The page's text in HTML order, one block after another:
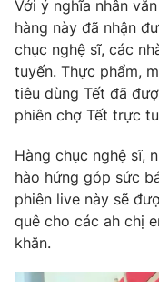
Nhân vật
Khán giả
Giải sao mai
Âm nhạc
Sao
Đời sống
Du lịch
Làm đẹp
Chất lượng cuộc
Giáo dục
Tuyển sinh
Công nghệ
Hitech Công nghệ
Sản phẩm
Thị trường
Giao lưu trực
Lịch phát sóng
Với ý nghĩa nhân
hàng này đã nhận
chục nghệ sĩ, các
tuyến. Thực phẩm,
tiêu dùng Tết đã
phiên chợ Tết trực
Hàng chục nghệ sĩ,
hào hứng góp sức
phiên live này sẽ
quê cho các ah chị
khăn.